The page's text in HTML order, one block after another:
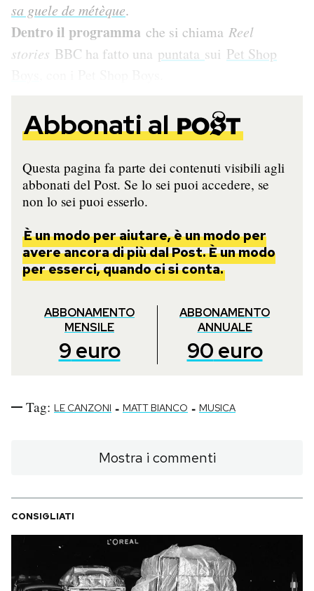
Hai bisogno di aiuto?
Esci
sa guele de métèque.
Dentro il programma che si chiama Reel
stories BBC ha fatto una puntata sui Pet Shop
Abbonati al
Questa pagina fa parte dei contenuti visibili agli
abbonati del Post. Se lo sei puoi accedere, se
non lo sei puoi esserlo.
È un modo per aiutare, è un modo per
avere ancora di più dal Post. È un modo
per esserci, quando ci si conta.
ABBONAMENTO
MENSILE
9 euro
ABBONAMENTO
ANNUALE
90 euro
Tag: LE CANZONI - MATT BIANCO - MUSICA
Mostra i commenti
CONSIGLIATI